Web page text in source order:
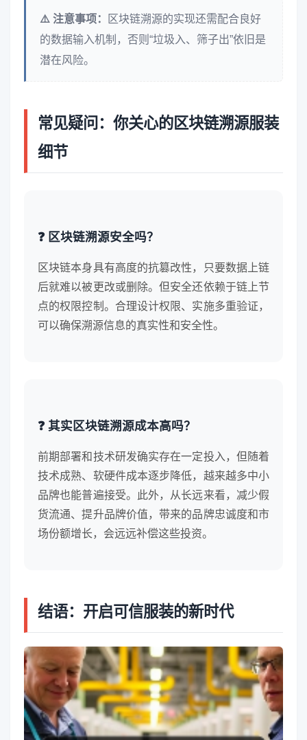
⚠️ 注意事项：
区块链溯源的实现还需配合良好
的数据输入机制，否则“垃圾入、筛子出”依旧是
潜在风险。
常见疑问：你关心的区块链溯源服装
细节
❓ 区块链溯源安全吗？
区块链本身具有高度的抗篡改性，只要数据上链
后就难以被更改或删除。但安全还依赖于链上节
点的权限控制。合理设计权限、实施多重验证，
可以确保溯源信息的真实性和安全性。
❓ 其实区块链溯源成本高吗？
前期部署和技术研发确实存在一定投入，但随着
技术成熟、软硬件成本逐步降低，越来越多中小
品牌也能普遍接受。此外，从长远来看，减少假
货流通、提升品牌价值，带来的品牌忠诚度和市
场份额增长，会远远补偿这些投资。
结语：开启可信服装的新时代